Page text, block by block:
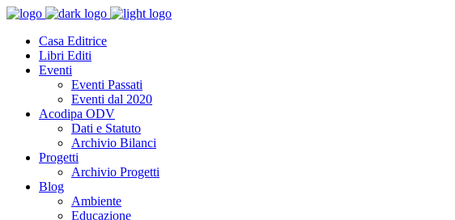
Casa Editrice
Libri Editi
Eventi
Eventi Passati
Eventi dal 2020
Acodipa ODV
Dati e Statuto
Archivio Bilanci
Progetti
Archivio Progetti
Blog
Ambiente
Educazione